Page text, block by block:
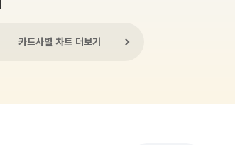
카드사별 차트 더보기